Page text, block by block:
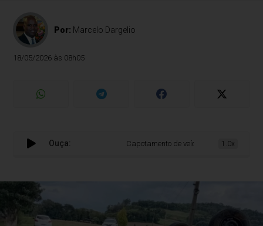
Por: Marcelo Dargelio
18/05/2026 às 08h05
Ouça: Capotamento de veículo mata adolescente
1.0x